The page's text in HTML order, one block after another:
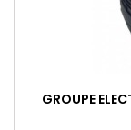
GROUPE